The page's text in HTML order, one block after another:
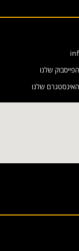
שלנו
שלנו